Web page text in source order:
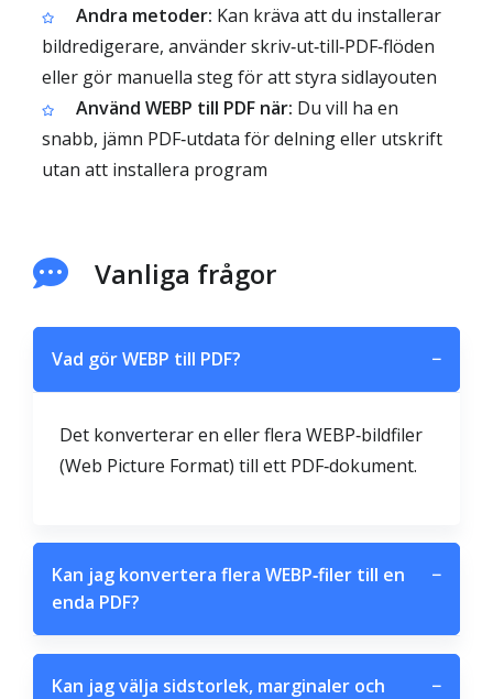
Andra metoder: Kan kräva att du installerar
bildredigerare, använder skriv‑ut‑till‑PDF‑flöden
eller gör manuella steg för att styra sidlayouten
Använd WEBP till PDF när: Du vill ha en
snabb, jämn PDF‑utdata för delning eller utskrift
utan att installera program
Vanliga frågor
Vad gör WEBP till PDF? −
Det konverterar en eller flera WEBP‑bildfiler
(Web Picture Format) till ett PDF‑dokument.
Kan jag konvertera flera WEBP‑filer till en
enda PDF?
−
Kan jag välja sidstorlek, marginaler och
−